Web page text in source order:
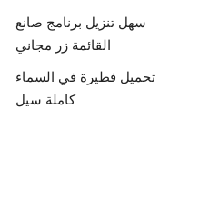
سهل تنزيل برنامج صانع
القائمة زر مجاني
تحميل فطيرة في السماء
كاملة سيل